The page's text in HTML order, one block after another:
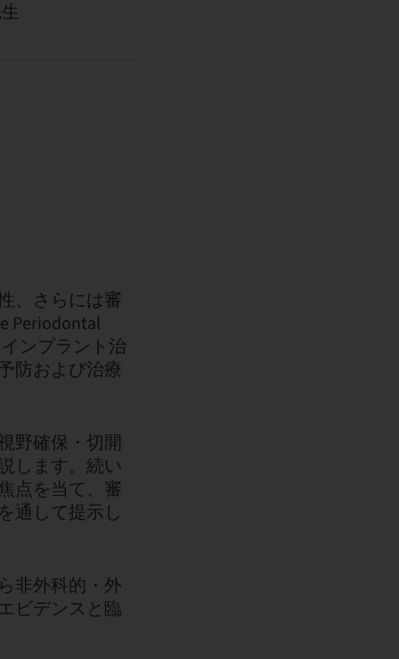
、さらには審
Periodontal
ンプラント治
防および治療
野確保・切開
します。続い
点を当て、審
通して提示し
非外科的・外
ビデンスと臨